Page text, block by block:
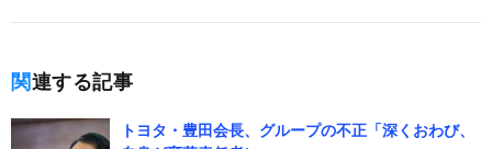
関連する記事
トヨタ・豊田会長、グループの不正「深くおわび、